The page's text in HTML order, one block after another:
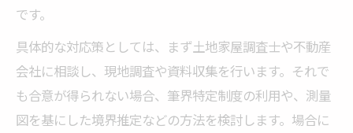
です。
具体的な対応策としては、まず土地家屋調査士や不動産
会社に相談し、現地調査や資料収集を行います。それで
も合意が得られない場合、筆界特定制度の利用や、測量
図を基にした境界推定などの方法を検討します。場合に